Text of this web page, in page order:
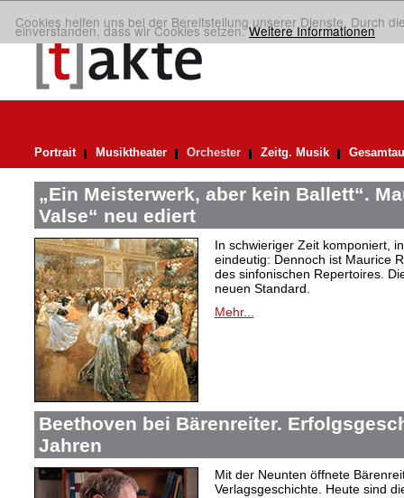
Cookies helfen uns bei der Bereitstellung unserer Dienste. Durch
einverstanden, dass wir Cookies setzen.Weitere Informationen
Portrait Musiktheater Orchester Zeitg. Musik
„Ein Meisterwerk, aber kein Ballett“.
Valse“ neu ediert
In schwieriger Zeit komponiert,
eindeutig: Dennoch ist Maurice
des sinfonischen Repertoires.
neuen Standard.
Mehr...
Beethoven bei Bärenreiter.
Jahren
Mit der Neunten öffnete
Verlagsgeschichte. Heute sind